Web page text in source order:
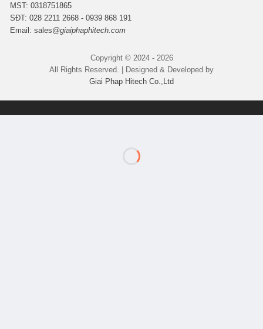
MST: 0318751865
SĐT: 028 2211 2668 - 0939 868 191
Email: sales@giaiphaphitech.com
Copyright © 2024 - 2026
All Rights Reserved. | Designed & Developed by
Giai Phap Hitech Co.,Ltd